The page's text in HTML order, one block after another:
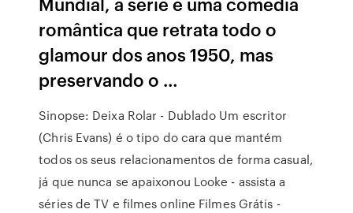
romântica que retrata todo o
glamour dos anos 1950, mas
preservando o …
Sinopse: Deixa Rolar - Dublado Um escritor
(Chris Evans) é o tipo do cara que mantém
todos os seus relacionamentos de forma casual,
já que nunca se apaixonou Looke - assista a
séries de TV e filmes online Filmes Grátis -